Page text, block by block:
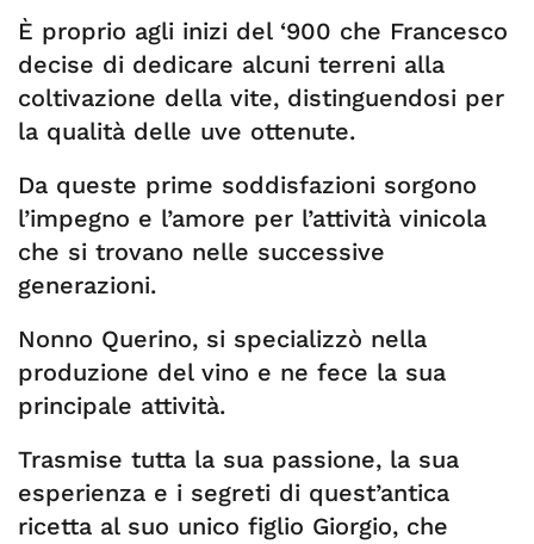
È proprio agli inizi del ‘900 che Francesco
decise di dedicare alcuni terreni alla
coltivazione della vite, distinguendosi per
la qualità delle uve ottenute.
Da queste prime soddisfazioni sorgono
l’impegno e l’amore per l’attività vinicola
che si trovano nelle successive
generazioni.
Nonno Querino, si specializzò nella
produzione del vino e ne fece la sua
principale attività.
Trasmise tutta la sua passione, la sua
esperienza e i segreti di quest’antica
ricetta al suo unico figlio Giorgio, che